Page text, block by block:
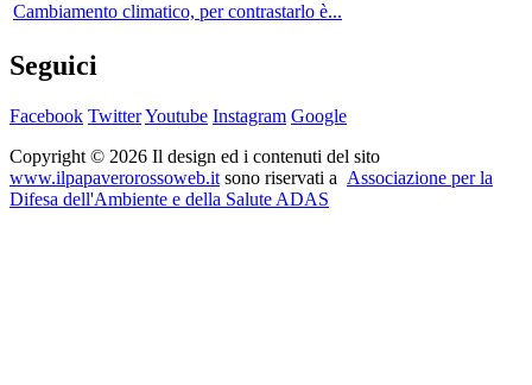
Cambiamento climatico, per contrastarlo è...
Seguici
Facebook TwitterYoutube Instagram Google
Copyright © 2026 Il design ed i contenuti del sito
www.ilpapaverorossoweb.it sono riservati a Associazione per la
Difesa dell'Ambiente e della Salute ADAS